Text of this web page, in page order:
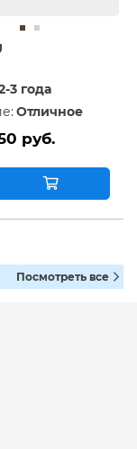
3 года
Отличное
руб.
Посмотреть все